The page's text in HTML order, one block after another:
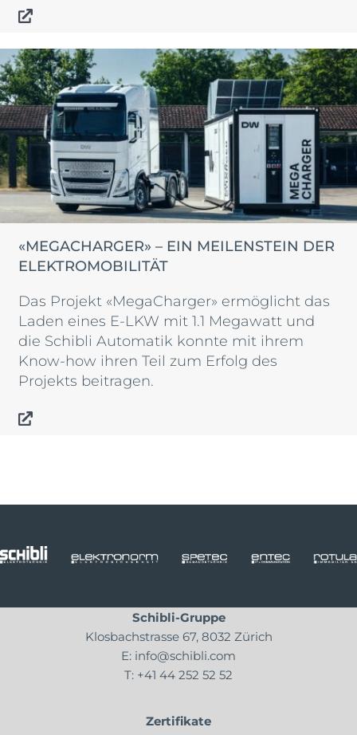
«MEGACHARGER» – EIN MEILENSTEIN DER
ELEKTROMOBILITÄT
Das Projekt «MegaCharger» ermöglicht das
Laden eines E-LKW mit 1.1 Megawatt und
die Schibli Automatik konnte mit ihrem
Know-how ihren Teil zum Erfolg des
Projekts beitragen.
Schibli-Gruppe
Klosbachstrasse 67, 8032 Zürich
E: info@schibli.com
T: +41 44 252 52 52
Zertifikate